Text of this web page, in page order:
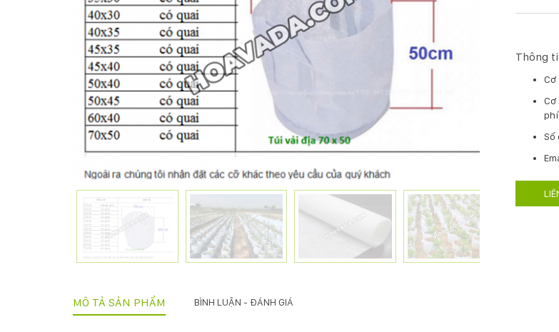
Thông
Cơ
Cơ
​Số
MÔ TẢ SẢN PHẨM BÌNH LUẬN - ĐÁNH GIÁ